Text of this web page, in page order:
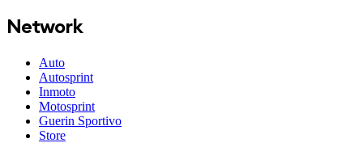
Network
Auto
Autosprint
Inmoto
Motosprint
Guerin Sportivo
Store